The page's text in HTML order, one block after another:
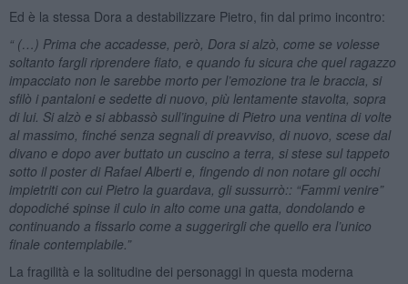
Ed è la stessa Dora a destabilizzare Pietro, fin dal primo incontro:
“ (…) Prima che accadesse, però, Dora si alzò, come se volesse
soltanto fargli riprendere fiato, e quando fu sicura che quel ragazzo
impacciato non le sarebbe morto per l’emozione tra le braccia, si
sfilò i pantaloni e sedette di nuovo, più lentamente stavolta, sopra
di lui. Si alzò e si abbassò sull’inguine di Pietro una ventina di volte
al massimo, finché senza segnali di preavviso, di nuovo, scese dal
divano e dopo aver buttato un cuscino a terra, si stese sul tappeto
sotto il poster di Rafael Alberti e, fingendo di non notare gli occhi
impietriti con cui Pietro la guardava, gli sussurrò:: “Fammi venire”
dopodiché spinse il culo in alto come una gatta, dondolando e
continuando a fissarlo come a suggerirgli che quello era l’unico
finale contemplabile.”
La fragilità e la solitudine dei personaggi in questa moderna